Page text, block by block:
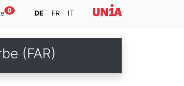
0 DE FR IT
(FAR)